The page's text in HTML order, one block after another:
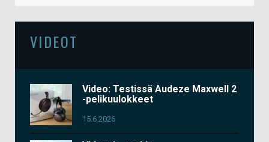
VIDEOT
Video: Testissä Audeze Maxwell 2
-pelikuulokkeet
15.6.2026